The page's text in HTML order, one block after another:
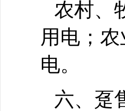
农村、
用电；
电。
六、趸